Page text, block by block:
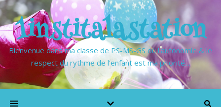
1institalastation
Bienvenue dans ma classe de PS-MS-GS où l'autonomie & le
respect du rythme de l'enfant est ma priorité…